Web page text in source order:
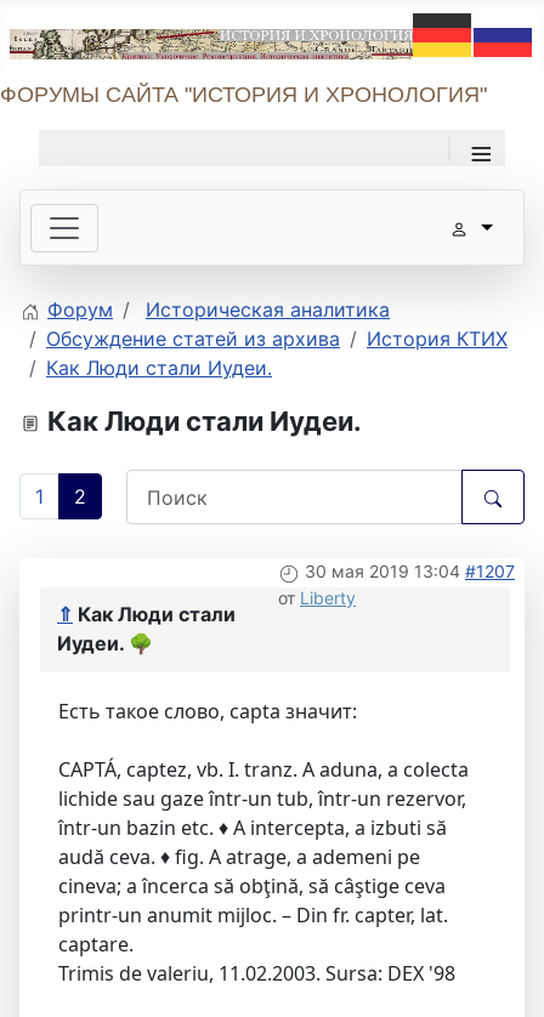
ФОРУМЫ САЙТА "ИСТОРИЯ И ХРОНОЛОГИЯ"
≡
Форум
Историческая аналитика
Обсуждение статей из архива
История КТИХ
Как Люди стали Иудеи.
Как Люди стали Иудеи.
1 2
30 мая 2019 13:04 #1207
от Liberty
⇑ Как Люди стали
Иудеи. 🌳
Есть такое слово, capta значит:
CAPTÁ, captez, vb. I. tranz. A aduna, a colecta
lichide sau gaze într-un tub, într-un rezervor,
într-un bazin etc. ♦ A intercepta, a izbuti să
audă ceva. ♦ fig. A atrage, a ademeni pe
cineva; a încerca să obţină, să câştige ceva
printr-un anumit mijloc. – Din fr. capter, lat.
captare.
Trimis de valeriu, 11.02.2003. Sursa: DEX '98